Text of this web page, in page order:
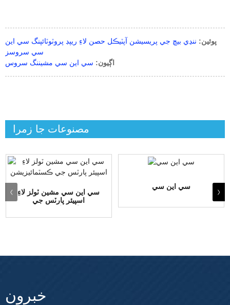
پوئين: ننڍي بيچ جي پريسيشن آپٽيڪل حصن لاءِ ريپڊ پروٽوٽائپنگ سي اين
سي سروسز
اڳيون: سي اين سي مشيننگ سروس
مصنوعات جا زمرا
سي اين سي مشين ٽولز لاءِ
اسپيئر پارٽس جي
سي اين سي
خبرون